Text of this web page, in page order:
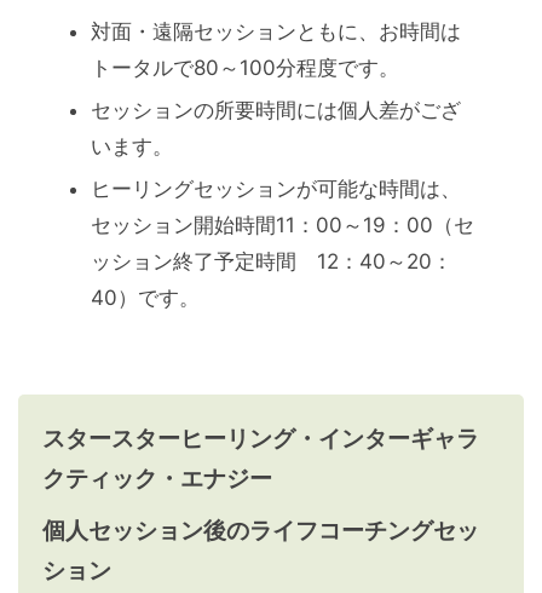
対面・遠隔セッションともに、お時間は
トータルで80～100分程度です。
セッションの所要時間には個人差がござ
います。
ヒーリングセッションが可能な時間は、
セッション開始時間11：00～19：00（セ
ッション終了予定時間 12：40～20：
40）です。
スタースターヒーリング・インターギャラ
クティック・エナジー
個人セッション後のライフコーチングセッ
ション